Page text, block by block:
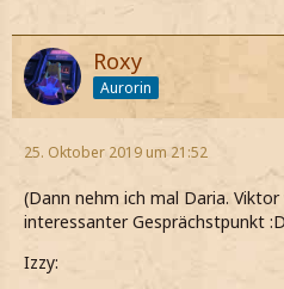
Roxy
Aurorin
25. Oktober 2019 um 21:52
(Dann nehm ich mal Daria.
interessanter Gesprächstpunkt
Izzy: